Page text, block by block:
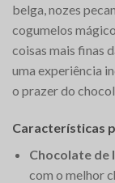
belga, nozes
cogumelos
coisas mais finas
uma experiência
o prazer do
Características
Chocolate de
com o melhor